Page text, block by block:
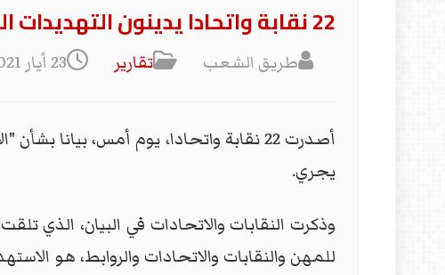
22 نقابة واتحادا يدينون التهديدات التي تواجه عملهم
طريق الشعب تقارير 23 أيار 2021
أصدرت 22 نقابة واتحادا، يوم أمس،
يجري.
وذكرت النقابات والاتحادات في البيان، الذي
للمهن والنقابات والاتحادات والروابط، هو